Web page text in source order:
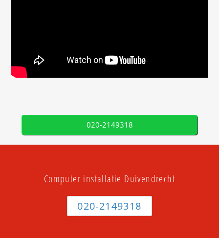
020-2149318
Computer installatie Duivendrecht
020-2149318